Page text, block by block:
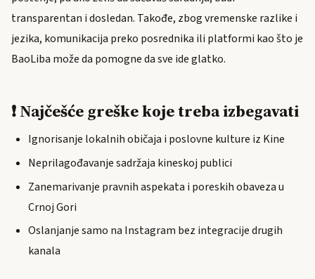
transparentan i dosledan. Takođe, zbog vremenske razlike i
jezika, komunikacija preko posrednika ili platformi kao što je
BaoLiba može da pomogne da sve ide glatko.
❗ Najčešće greške koje treba izbegavati
Ignorisanje lokalnih običaja i poslovne kulture iz Kine
Neprilagođavanje sadržaja kineskoj publici
Zanemarivanje pravnih aspekata i poreskih obaveza u
Crnoj Gori
Oslanjanje samo na Instagram bez integracije drugih
kanala